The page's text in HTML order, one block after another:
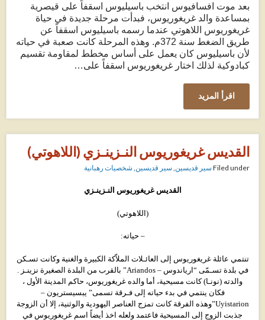
بعد موت افسافيوس انتخب باسيليوس اسقفاً على قيصرية
بمساعدة والد غريغوريوس، فبدأت مرحلة جديدة في حياة
غريغوريوس اللاهوتي عندما رسمه باسيليوس اسقفاً عن
طريق الضغط سنة 372م. وهذه المرحلة كانت صعبة في حياته
لأن باسيليوس كان يعمل على أساس مخطط لمقاومة تقسيم
كبادوكية لذلك اختار غريغوريوس اسقفاً على…
اقرأ المزيد
القديس غريغوريوس النـزينـزي (اللاهوتي)
Filed underسير قديسين, سير قديسين, شخصيات رهبانية
القديس غريغوريوس النـزينـزي
(اللاهوتي)
– حياته:
تنتمي عائلة غريغوريوس إلى العائـلات الملاّكة الكبيرة والغنية وكانت تسـكن
في بلدة تسـمّى “ارياندوس – Ariandos” بالقرب من البلدة الصغيرة نزينـز .
والدته (نونـا) كانت مسيحية، أما والده غريغوريوس، حاكم المدينة الأول ،
فكان ينتمي في بدء حياته إلى فـرقة تسمى” يبسيستريون –
Uyistarion”وهذه الفرقة كانت تمزج العناصر اليهودية والوثنية، إلا أن الزوجة
جذبت الزوج إلى المسيحية فاعتمد ولعله اخذ أيضاً اسم غريغوريوس في